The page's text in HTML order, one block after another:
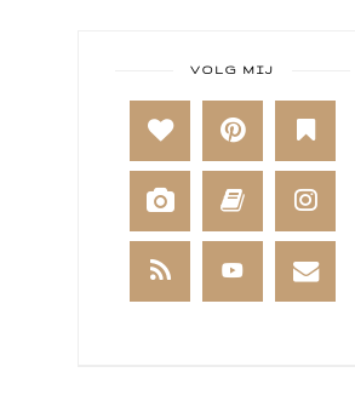
BAKKEN
BEESTENBOEL
BOEKEN
BREIEN
BRUSHO
VOLG MIJ